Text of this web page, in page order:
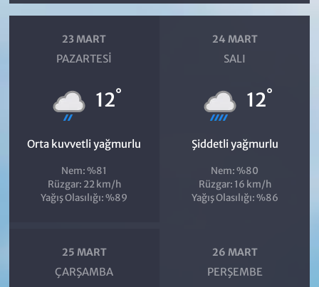
23 MART
PAZARTESI
12°
Orta kuvvetli yağmurlu
Nem: %81
Rüzgar: 22 km/h
Yağış Olasılığı: %89
24 MART
SALI
12°
Şiddetli yağmurlu
Nem: %80
Rüzgar: 16 km/h
Yağış Olasılığı: %86
25 MART
ÇARŞAMBA
26 MART
PERŞEMBE